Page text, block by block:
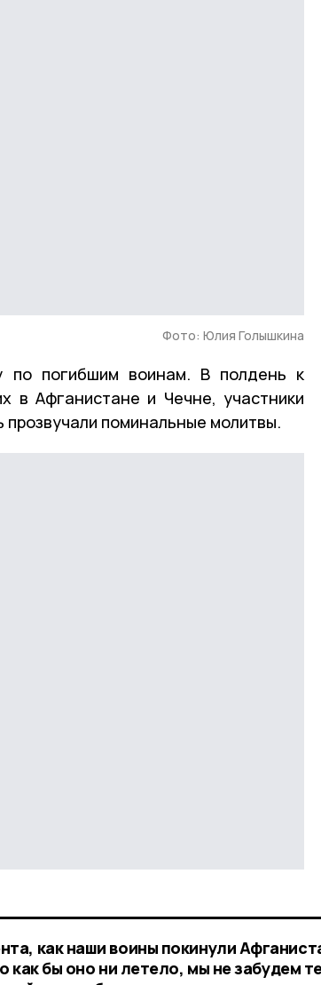
Фото: Юлия Голышкина
по погибшим воинам. В полдень к
в Афганистане и Чечне, участники
поминальные молитвы.
как наши воины покинули
бы оно ни летело, мы не забудем